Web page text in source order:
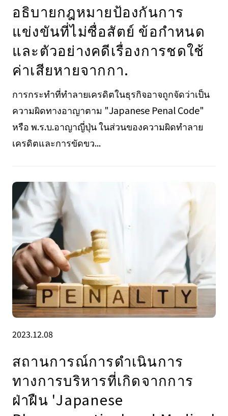
อธิบายกฎหมายป้องกันการ
แข่งขันที่ไม่ซื่อสัตย์ ข้อกำหนด
และตัวอย่างคดีเรื่องการชดใช้
ค่าเสียหายจากกา.
การกระทำที่ทำลายเครดิตในธุรกิจอาจถูกจัดว่าเป็น
ความผิดทางอาญาตาม "Japanese Penal Code"
หรือ พ.ร.บ.อาญาญี่ปุ่น ในส่วนของความผิดทำลาย
เครดิตและการขัดขว...
2023.12.08
สถานการณ์การดำเนินการ
ทางการบริหารที่เกิดจากการ
ฝ่าฝืน 'Japanese